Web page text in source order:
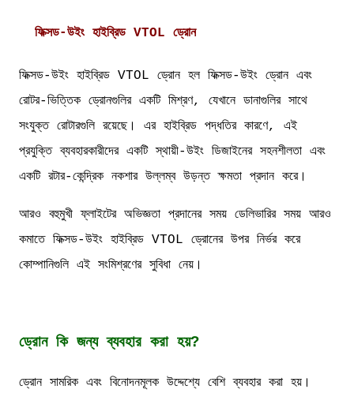
ফিক্সড-উইং হাইব্রিড VTOL ড্রোন
ফিক্সড-উইং হাইব্রিড VTOL ড্রোন হল ফিক্সড-উইং ড্রোন এবং
রোটর-ভিত্তিক ড্রোনগুলির একটি মিশ্রণ, যেখানে ডানাগুলির সাথে
সংযুক্ত রোটারগুলি রয়েছে। এর হাইব্রিড পদ্ধতির কারণে, এই
প্রযুক্তি ব্যবহারকারীদের একটি স্থায়ী-উইং ডিজাইনের সহনশীলতা এবং
একটি রটার-কেন্দ্রিক নকশার উল্লম্ব উড়ন্ত ক্ষমতা প্রদান করে।
আরও বহুমুখী ফ্লাইটের অভিজ্ঞতা প্রদানের সময় ডেলিভারির সময় আরও
কমাতে ফিক্সড-উইং হাইব্রিড VTOL ড্রোনের উপর নির্ভর করে
কোম্পানিগুলি এই সংমিশ্রণের সুবিধা নেয়।
ড্রোন কি জন্য ব্যবহার করা হয়?
ড্রোন সামরিক এবং বিনোদনমূলক উদ্দেশ্যে বেশি ব্যবহার করা হয়।